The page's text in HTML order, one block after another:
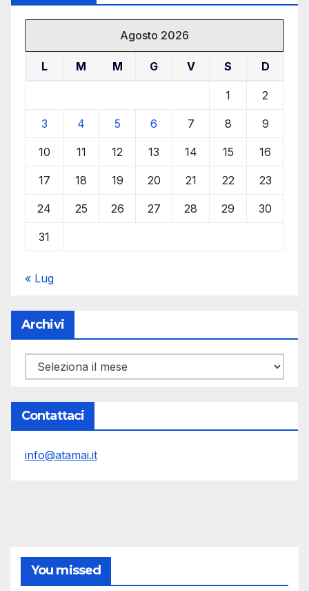
Agosto 2026
L M M G V S D
1 2
3 4 5 6 7 8 9
10 11 12 13 14 15 16
17 18 19 20 21 22 23
24 25 26 27 28 29 30
31
« Lug
Archivi
Archivi
Contattaci
info@atamai.it
You missed